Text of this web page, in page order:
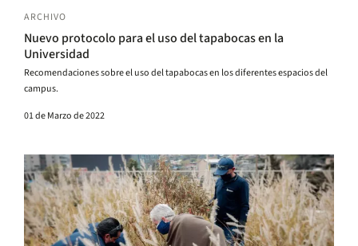
ARCHIVO
Nuevo protocolo para el uso del tapabocas en la
Universidad
Recomendaciones sobre el uso del tapabocas en los diferentes espacios del
campus.
01 de Marzo de 2022